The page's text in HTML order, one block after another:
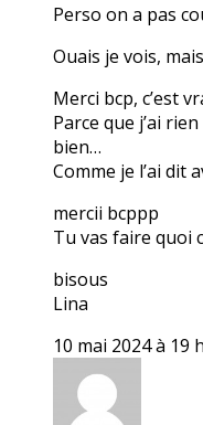
Perso on a pas
Ouais je vois,
Merci bcp, c’est
Parce que j’ai
bien…
Comme je l’ai dit
mercii bcppp
Tu vas faire quoi
bisous
Lina
10 mai 2024 à 19